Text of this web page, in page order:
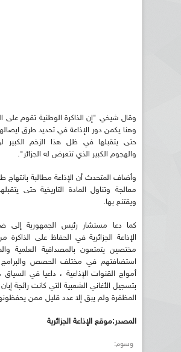
وقال شيخي "إن الذاكرة الوطنية تقوم على
وهنا يكمن دور الإذاعة في تحديد طرق
حتى يتقبلها في ظل هذا الزخم الكبير
والهجوم الكبير الذي تتعرض له الجزائر".
وأضاف المتحدث أن الإذاعة مطالبة
معالجة وتناول المادة التاريخية حتى
ويقتنع بها.
كما دعا مستشار رئيس الجمهورية إلى
الإذاعة الجزائرية في الحفاظ على
مختصين يتمتعون بالمصداقية العلمية
استضافتهم في مختلف الحصص والبرامج
أمواج القنوات الإذاعية ، داعيا في السياق
بتسجيل الأغاني الشعبية التي كانت رائجة إبان
المظفرة ولم يبق إلا عدد قليل ممن
المصدر:موقع الإذاعة الجزائرية
وسوم: